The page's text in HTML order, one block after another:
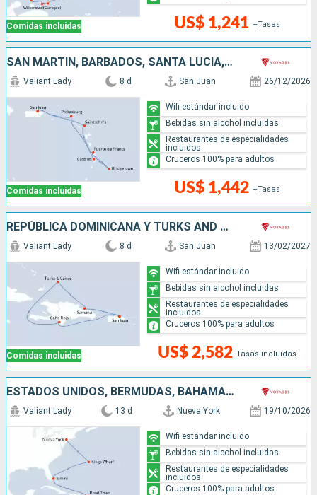
Comidas incluidas US$ 1,241 +Tasas
SAN MARTÍN, BARBADOS, SANTA LUCIA, ANTIGUA Y BARBUDA, PUERTO RICO
Comidas incluidas
Valiant Lady 8 d San Juan 26/12/2026
US$ 1,442 +Tasas
Wifi estándar incluido
Bebidas sin alcohol incluidas
Restaurantes de especialidades
incluidos
Cruceros 100% para adultos
REPÚBLICA DOMINICANA Y TURKS AND CAICOS
Comidas incluidas
Valiant Lady 8 d San Juan 13/02/2027
US$ 2,582 Tasas incluidas
Wifi estándar incluido
Bebidas sin alcohol incluidas
Restaurantes de especialidades
incluidos
Cruceros 100% para adultos
ESTADOS UNIDOS, BERMUDAS, BAHAMAS, SAN MARTÍN, PUERTO RICO
Valiant Lady 13 d Nueva York 19/10/2026
Wifi estándar incluido
Bebidas sin alcohol incluidas
Restaurantes de especialidades
incluidos
Cruceros 100% para adultos